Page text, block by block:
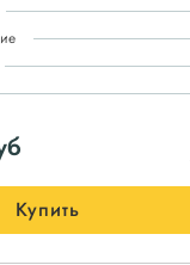
Купить